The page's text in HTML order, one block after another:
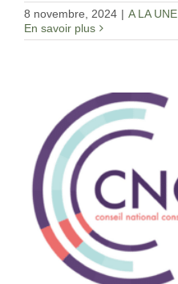
8 novembre, 2024 | A LA UNE
En savoir plus